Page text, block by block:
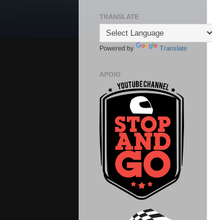
TRANSLATE
Powered by Translate
APOIO